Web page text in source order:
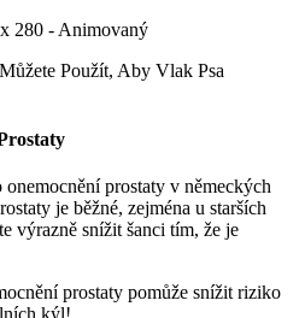
Použít, Aby Vlak Psa
prostaty v německých
je běžné, zejména u starších
výrazně snížit šanci tím, že je
prostaty pomůže snížit riziko